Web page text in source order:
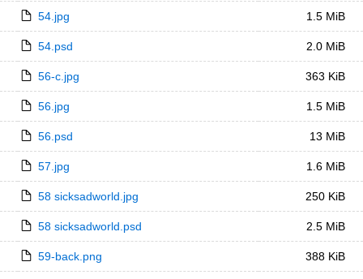
54.jpg 1.5 MiB
54.psd 2.0 MiB
56-c.jpg 363 KiB
56.jpg 1.5 MiB
56.psd 13 MiB
57.jpg 1.6 MiB
58 sicksadworld.jpg 250 KiB
58 sicksadworld.psd 2.5 MiB
59-back.png 388 KiB